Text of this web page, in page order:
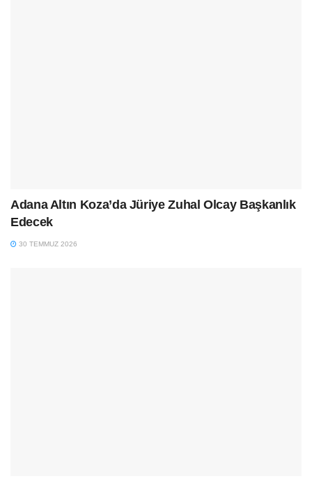
Adana Altın Koza’da Jüriye Zuhal Olcay Başkanlık
Edecek
30 TEMMUZ 2026